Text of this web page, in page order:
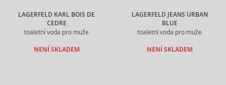
LAGERFELD KARL BOIS DE
CEDRE
toaletní voda pro muže
NENÍ SKLADEM
LAGERFELD JEANS URBAN
BLUE
toaletní voda pro muže
NENÍ SKLADEM